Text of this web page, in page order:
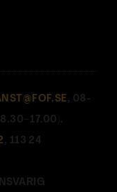
, 08-
, 113 24